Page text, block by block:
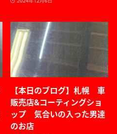
2024年12月6日
【本日のブログ】札幌 車
販売店&コーティングショ
ップ 気合いの入った男達
のお店